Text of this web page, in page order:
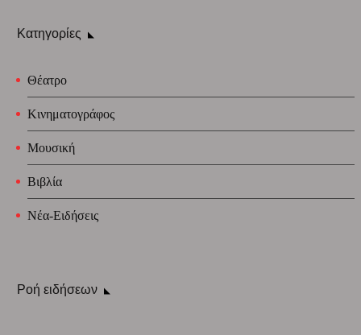
Κατηγορίες
Θέατρο
Κινηματογράφος
Μουσική
Βιβλία
Νέα-Ειδήσεις
Ροή ειδήσεων